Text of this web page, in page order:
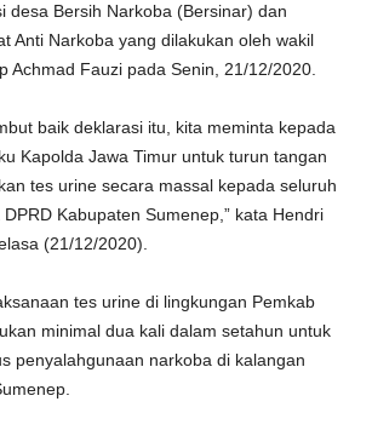
desa Bersih Narkoba (Bersinar) dan
Anti Narkoba yang dilakukan oleh wakil
Achmad Fauzi pada Senin, 21/12/2020.
baik deklarasi itu, kita meminta kepada
Kapolda Jawa Timur untuk turun tangan
tes urine secara massal kepada seluruh
Kabupaten Sumenep,” kata Hendri
(21/12/2020).
tes urine di lingkungan Pemkab
minimal dua kali dalam setahun untuk
penyalahgunaan narkoba di kalangan